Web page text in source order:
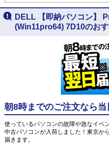
DELL 【即納パソコン】
(Win11pro64) 7D10のお
朝8時までのご注文なら
使っているパソコンの故障や急なイベ
中古パソコンが入荷しました！東京か
届きます。